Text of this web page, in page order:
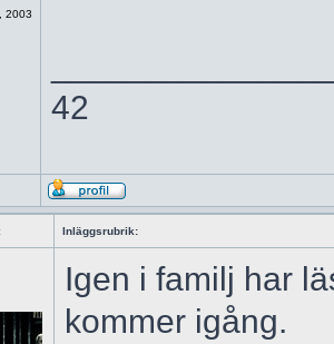
2003
42
Inläggsrubrik:
Igen i familj har
kommer igång.